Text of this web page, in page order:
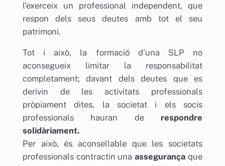
l’exerceix un professional independent, que
respon dels seus deutes amb tot el seu
patrimoni.
Tot i això, la formació d’una SLP no
aconsegueix limitar la responsabilitat
completament; davant dels deutes que es
derivin de les activitats professionals
pròpiament dites, la societat i els socis
professionals hauran derespondre
solidàriament.
Per això, és aconsellable que les societats
professionals contractin unaassegurança que